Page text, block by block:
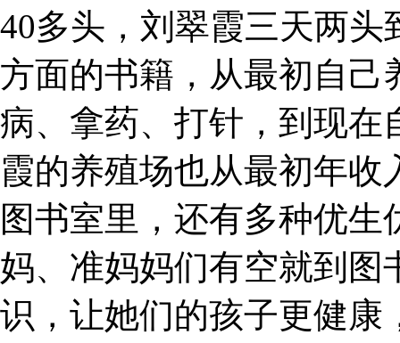
40多头，刘翠霞三天两
方面的书籍，从最初自己
病、拿药、打针，到现在
霞的养殖场也从最初年
图书室里，还有多种优
妈、准妈妈们有空就到图
识，让她们的孩子更健康